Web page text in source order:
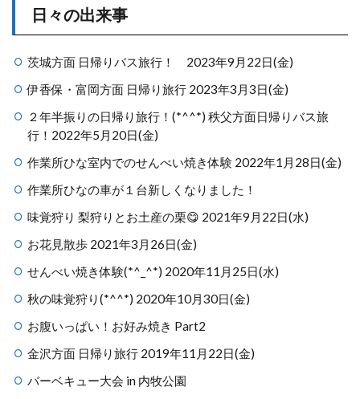
日々の出来事
茨城方面 日帰りバス旅行！ 2023年9月22日(金)
伊香保・富岡方面 日帰り旅行 2023年3月3日(金)
２年半振りの日帰り旅行！(*^^*) 秩父方面日帰りバス旅
行！2022年5月20日(金)
作業所ひな室内でのせんべい焼き体験 2022年1月28日(金)
作業所ひなの車が１台新しくなりました！
味覚狩り 梨狩りとお土産の栗😋 2021年9月22日(水)
お花見散歩 2021年3月26日(金)
せんべい焼き体験(*^_^*) 2020年11月25日(水)
秋の味覚狩り(*^^*) 2020年10月30日(金)
お腹いっぱい！お好み焼き Part2
金沢方面 日帰り旅行 2019年11月22日(金)
バーベキュー大会 in 内牧公園